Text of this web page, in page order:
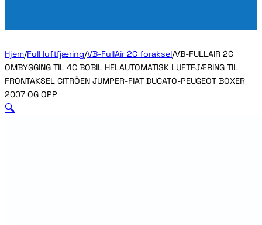
Hjem/Full luftfjæring/VB-FullAir 2C foraksel/VB-FULLAIR 2C
OMBYGGING TIL 4C BOBIL HELAUTOMATISK LUFTFJÆRING TIL
FRONTAKSEL CITRÖEN JUMPER-FIAT DUCATO-PEUGEOT BOXER
2007 OG OPP
🔍